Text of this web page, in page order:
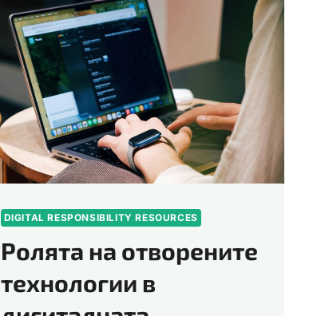
DIGITAL RESPONSIBILITY RESOURCES
Ролята на отворените
технологии в